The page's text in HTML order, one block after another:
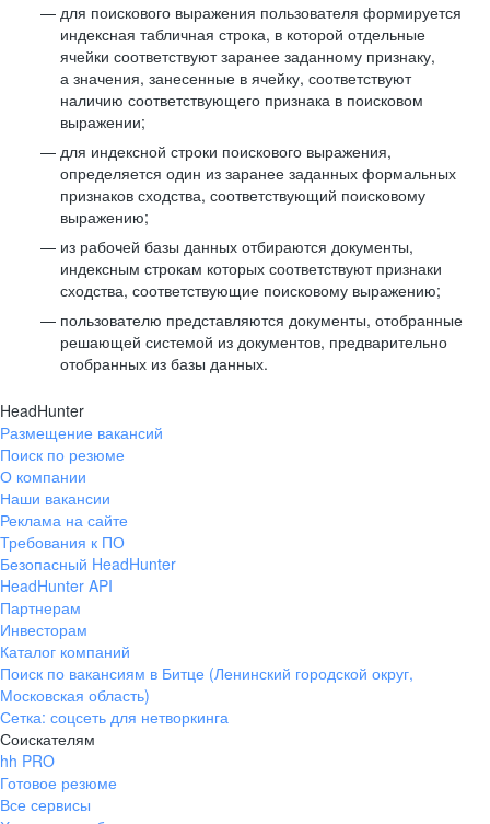
для поискового выражения пользователя формируется
индексная табличная строка, в которой отдельные
ячейки соответствуют заранее заданному признаку,
а значения, занесенные в ячейку, соответствуют
наличию соответствующего признака в поисковом
выражении;
для индексной строки поискового выражения,
определяется один из заранее заданных формальных
признаков сходства, соответствующий поисковому
выражению;
из рабочей базы данных отбираются документы,
индексным строкам которых соответствуют признаки
сходства, соответствующие поисковому выражению;
пользователю представляются документы, отобранные
решающей системой из документов, предварительно
отобранных из базы данных.
HeadHunter
Размещение вакансий
Поиск по резюме
О компании
Наши вакансии
Реклама на сайте
Требования к ПО
Безопасный HeadHunter
HeadHunter API
Партнерам
Инвесторам
Каталог компаний
Поиск по вакансиям в Битце (Ленинский городской округ,
Московская область)
Сетка: соцсеть для нетворкинга
Соискателям
hh PRO
Готовое резюме
Все сервисы